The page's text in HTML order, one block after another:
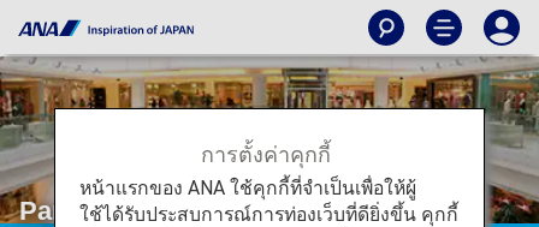
Partner Shops
การตั้งค่าคุกกี้
หน้าแรกของ ANA ใช้คุกกี้ที่จำเป็นเพื่อให้ผู้
ใช้ได้รับประสบการณ์การท่องเว็บที่ดียิ่งขึ้น คุกกี้